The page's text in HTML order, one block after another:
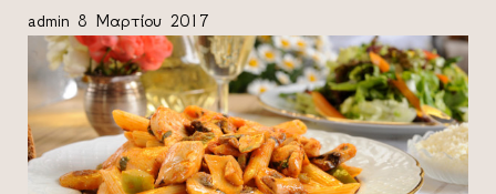
admin 8 Μαρτίου 2017